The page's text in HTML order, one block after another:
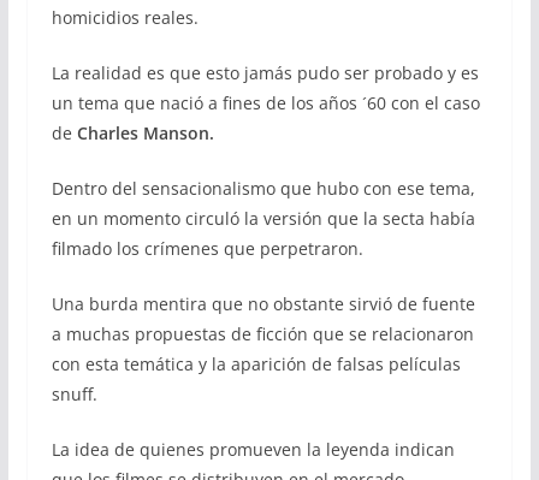
homicidios reales.
La realidad es que esto jamás pudo ser probado y es
un tema que nació a fines de los años ´60 con el caso
de Charles Manson.
Dentro del sensacionalismo que hubo con ese tema,
en un momento circuló la versión que la secta había
filmado los crímenes que perpetraron.
Una burda mentira que no obstante sirvió de fuente
a muchas propuestas de ficción que se relacionaron
con esta temática y la aparición de falsas películas
snuff.
La idea de quienes promueven la leyenda indican